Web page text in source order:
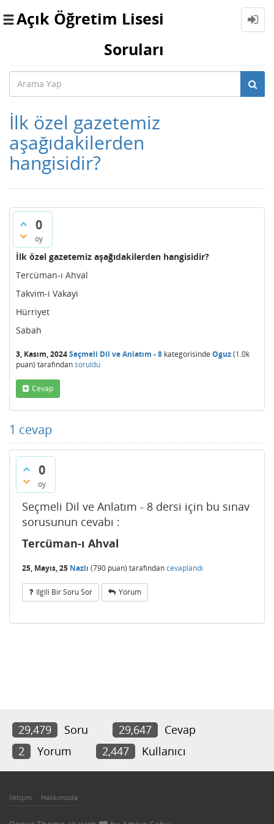
Toggle
Açık Öğretim Lisesi
Soruları
İlk özel gazetemiz
aşağıdakilerden
hangisidir?
0
oy
İlk özel gazetemiz aşağıdakilerden hangisidir?
Tercüman-ı Ahval
Takvim-i Vakayi
Hürriyet
Sabah
3, Kasım, 2024Seçmeli Dil ve Anlatım - 8 kategorisinde Oguz(1.0k
puan) tarafındansoruldu
Cevap
1 cevap
0
oy
Seçmeli Dil ve Anlatım - 8 dersi için bu sınav
sorusunun cevabı :
Tercüman-ı Ahval
25, Mayıs, 25 Nazlı (790 puan) tarafındancevaplandı
Ilgili Bir Soru Sor Yorum
29,479 Soru 29,647
Cevap
2
Yorum 2,447 Kullanıcı
İletişim Hakkımızda